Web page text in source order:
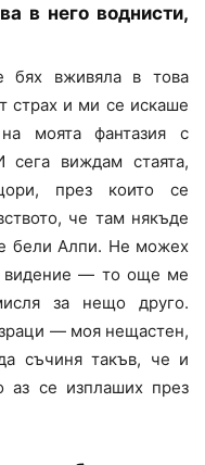
в него воднисти,
бях вживяла в това
страх и ми се искаше
моята фантазия с
сега виждам стаята,
през които се
че там някъде
бели Алпи. Не можех
видение — то още ме
за нещо друго.
— моя нещастен,
съчиня такъв, че и
аз се изплаших през